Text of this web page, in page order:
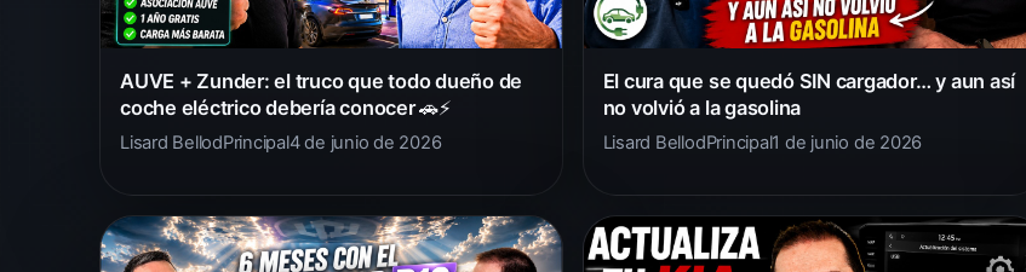
AUVE + Zunder: el truco que todo dueño de
coche eléctrico debería conocer 🚗⚡
Lisard BellodPrincipal4 de junio de 2026
El cura que se quedó SIN cargador… y aun así
no volvió a la gasolina
Lisard BellodPrincipal1 de junio de 2026